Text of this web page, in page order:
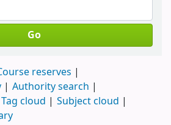
Go
reserves
Authority search
Tag cloud
Subject cloud